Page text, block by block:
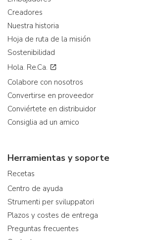
Creadores
Nuestra historia
Hoja de ruta de la misión
Sostenibilidad
Hola. Re.Ca.
Colabore con nosotros
Convertirse en proveedor
Conviértete en distribuidor
Consiglia ad un amico
Herramientas y soporte
Recetas
Centro de ayuda
Strumenti per sviluppatori
Plazos y costes de entrega
Preguntas frecuentes